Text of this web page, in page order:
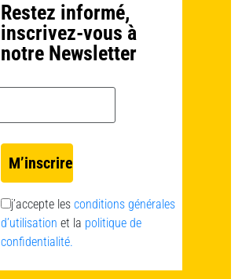
Restez informé,
inscrivez-vous à
notre Newsletter
j’accepte les conditions générales
d’utilisation et la politique de
confidentialité.